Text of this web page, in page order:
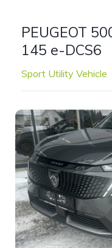
PEUGEOT
145 e-DCS6
Sport Utility Vehicle